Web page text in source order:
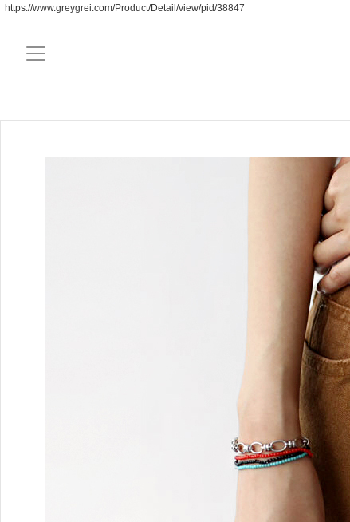
https://www.greygrei.com/Product/Detail/view/pid/38847